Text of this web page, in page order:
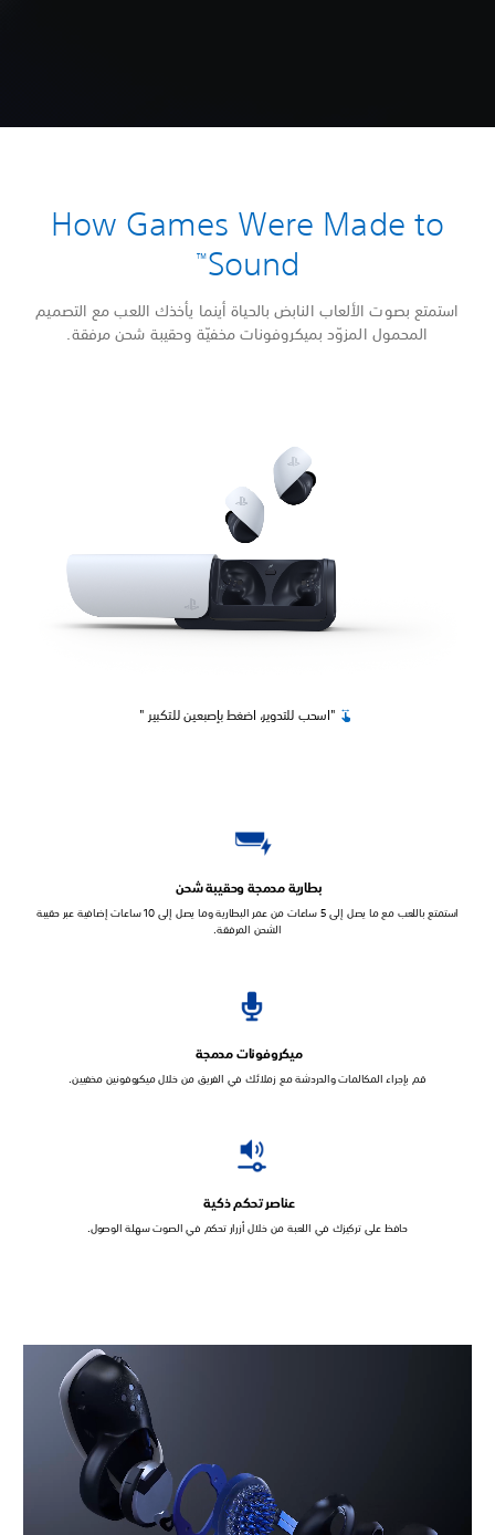
How Games Were Made to
Sound
™
استمتع بصوت الألعاب النابض بالحياة أينما يأخذك اللعب مع التصميم
المحمول المزوّد بميكروفونات مخفيّة وحقيبة شحن مرفقة.
"اسحب للتدوير، اضغط بإصبعين للتكبير "
بطارية مدمجة وحقيبة شحن
استمتع باللعب مع ما يصل إلى 5 ساعات من عمر البطارية وما يصل إلى 10 ساعات إضافية عبر حقيبة
الشحن المرفقة.
ميكروفونات مدمجة
قم بإجراء المكالمات والدردشة مع زملائك في الفريق من خلال ميكروفونين مخفيين.
عناصر تحكم ذكية
حافظ على تركيزك في اللعبة من خلال أزرار تحكم في الصوت سهلة الوصول.